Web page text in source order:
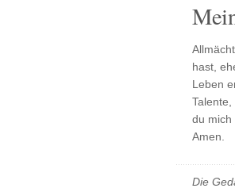
hast,
Leben
du mich
Amen.
Die